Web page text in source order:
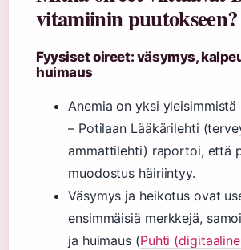
vitamiinin puutokseen?
Fyysiset oireet: väsymys,
huimaus
Anemia on yksi
– Potilaan Lääkärilehti
ammattilehti) raportoi, että
muodostus häiriintyy.
Väsymys ja heikotus ovat
ensimmäisiä merkkejä,
ja huimaus (Puhti